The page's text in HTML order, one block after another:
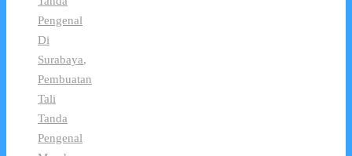
Pengenal
Di
Surabaya,
Pembuatan
Tali
Tanda
Pengenal